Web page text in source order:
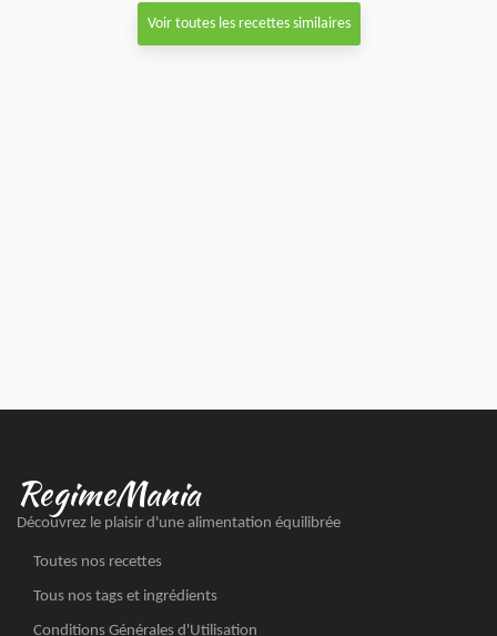
Voir toutes les recettes similaires
RegimeMania
Découvrez le plaisir d'une alimentation équilibrée
Toutes nos recettes
Tous nos tags et ingrédients
Conditions Générales d'Utilisation